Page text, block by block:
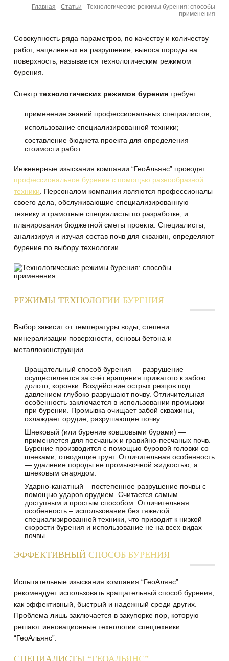
Главная - Статьи - Технологические режимы бурения: способы
применения
Совокупность ряда параметров, по качеству и количеству
работ, нацеленных на разрушение, выноса породы на
поверхность, называется технологическим режимом
бурения.
Спектртехнологических режимов бурения требует:
применение знаний профессиональных специалистов;
использование специализированной техники;
составление бюджета проекта для определения
стоимости работ.
Инженерные изыскания компании “ГеоАльянс” проводят
профессиональное бурение с помощью разнообразной
техники . Персоналом компании являются профессионалы
своего дела, обслуживающие специализированную
технику и грамотные специалисты по разработке, и
планирования бюджетной сметы проекта. Специалисты,
анализируя и изучая состав почв для скважин, определяют
бурение по выбору технологии.
РЕЖИМЫ ТЕХНОЛОГИИ БУРЕНИЯ
Выбор зависит от температуры воды, степени
минерализации поверхности, основы бетона и
металлоконструкции.
Вращательный способ бурения — разрушение
осуществляется за счёт вращения прижатого к забою
долото, коронки. Воздействие острых резцов под
давлением глубоко разрушают почву. Отличительная
особенность заключается в использовании промывки
при бурении. Промывка очищает забой скважины,
охлаждает орудие, разрушающее почву.
Шнековый (или бурение ковшовыми бурами) —
применяется для песчаных и гравийно-песчаных почв.
Бурение производится с помощью буровой головки со
шнеками, отводящие грунт. Отличительная особенность
— удаление породы не промывочной жидкостью, а
шнековым снарядом.
Ударно-канатный – постепенное разрушение почвы с
помощью ударов орудием. Считается самым
доступным и простым способом. Отличительная
особенность – использование без тяжелой
специализированной техники, что приводит к низкой
скорости бурения и использование не на всех видах
почвы.
ЭФФЕКТИВНЫЙ СПОСОБ БУРЕНИЯ
Испытательные изыскания компания “ГеоАлянс”
рекомендует использовать вращательный способ бурения,
как эффективный, быстрый и надежный среди других.
Проблема лишь заключается в закупорке пор, которую
решают инновационные технологии спецтехники
“ГеоАльянс”.
СПЕЦИАЛИСТЫ “ГЕОАЛЬЯНС”